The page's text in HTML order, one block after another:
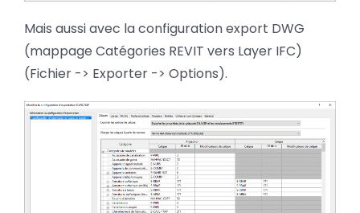
Mais aussi avec la configuration export DWG
(mappage Catégories REVIT vers Layer IFC)
(Fichier -> Exporter -> Options).